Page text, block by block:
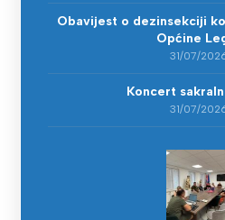
Obavijest o dezinsekciji
Općine
31/07/
Koncert
31/07/